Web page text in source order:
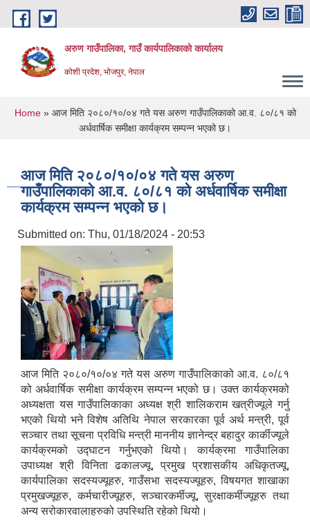
Skip to main content
अरुण गाउँपालिका, गाउँ कार्यपालिकाको कार्यालय
कोशी प्रदेश, भोजपुर, नेपाल
You are here
Home» आज मिति २०८०/१०/०४ गते यस अरुण गाउँपालिकाको आ.व. ८०/८१ को
अर्धवार्षिक समीक्षा कार्यक्रम सम्पन्न भएको छ।
आज मिति २०८०/१०/०४ गते यस अरुण
गाउँपालिकाको आ.व. ८०/८१ को अर्धवार्षिक समीक्षा
कार्यक्रम सम्पन्न भएको छ।
Submitted on: Thu, 01/18/2024 - 20:53
आज मिति २०८०/१०/०४ गते यस अरुण गाउँपालिकाको आ.व. ८०/८१
को अर्धवार्षिक समीक्षा कार्यक्रम सम्पन्न भएको छ। उक्त कार्यक्रमको
अध्यक्षता यस गाउँपालिकाका अध्यक्ष श्री शालिकराम खत्रीज्यूले गर्नु
भएको थियो भने विशेष अतिथि नेपाल सरकारका पूर्व अर्थ मन्त्री, पूर्व
सञ्‍चार तथा सूचना प्रविधि मन्त्री माननीय ज्ञानेन्द्र बहादुर कार्कीज्यूले
कार्यक्रमको उद्घाटन गर्नुभएको थियो। कार्यक्रमा गाउँपालिका
उपाध्यक्ष श्री विनिता ढकालज्यू, प्रमुख प्रशासकीय अधिकृतज्यू,
कार्यपालिका सदस्यज्यूहरु, गाउँसभा सदस्यज्यूहरु, विषयगत शाखाका
प्रमुखज्यूहरु, कर्मचारीज्यूहरु, सञ्चारकर्मीज्यू, सुरक्षाकर्मीज्यूहरु तथा
अन्य सरोकारवालाहरुको उपस्थिति रहेको थियो।